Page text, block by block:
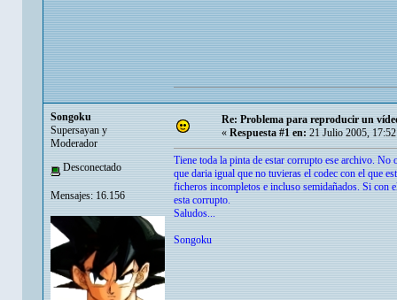
Songoku
Supersayan y
Moderador
Desconectado
Mensajes: 16.156
Re: Problema para reproducir un
« Respuesta #1 en: 21 Julio 2005,
Tiene toda la pinta de estar corrupto ese archivo.
que daria igual que no tuvieras el codec con el que
ficheros incompletos e incluso semidañados. Si con
esta corrupto.
Saludos...
Songoku